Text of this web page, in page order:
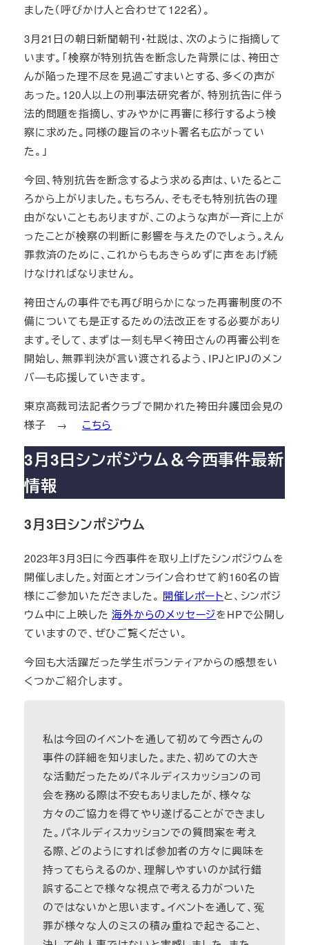
ました（呼びかけ人と合わせて122名）。
3月21日の朝日新聞朝刊・社説は、次のように指摘して
います。「検察が特別抗告を断念した背景には、袴田さ
んが陥った理不尽を見過ごすまいとする、多くの声が
あった。120人以上の刑事法研究者が、特別抗告に伴う
法的問題を指摘し、すみやかに再審に移行するよう検
察に求めた。同様の趣旨のネット署名も広がってい
た。」
今回、特別抗告を断念するよう求める声は、いたるとこ
ろから上がりました。もちろん、そもそも特別抗告の理
由がないこともありますが、このような声が一斉に上が
ったことが検察の判断に影響を与えたのでしょう。えん
罪救済のために、これからもあきらめずに声をあげ続
けなければなりません。
袴田さんの事件でも再び明らかになった再審制度の不
備についても是正するための法改正をする必要があり
ます。そして、まずは一刻も早く袴田さんの再審公判を
開始し、無罪判決が言い渡されるよう、IPJとIPJのメン
バ―も応援していきます。
東京高裁司法記者クラブで開かれた袴田弁護団会見の
様子 → こちら
3月3日シンポジウム＆今西事件最新
情報
3月3日シンポジウム
2023年3月3日に今西事件を取り上げたシンポジウムを
開催しました。対面とオンライン合わせて約160名の皆
様にご参加いただきました。 開催レポートと、シンポジ
ウム中に上映した海外からのメッセージをHPで公開し
ていますので、ぜひご覧ください。
今回も大活躍だった学生ボランティアからの感想をい
くつかご紹介します。
私は今回のイベントを通して初めて今西さんの
事件の詳細を知りました。また、初めての大き
な活動だったためパネルディスカッションの司
会を務める際は不安もありましたが、様々な
方々のご協力を得てやり遂げることができまし
た。パネルディスカッションでの質問案を考え
る際、どのようにすれば参加者の方々に興味を
持ってもらえるのか、理解しやすいのか試行錯
誤することで様々な視点で考える力がついた
のではないかと思います。イベントを通して、冤
罪が様々な人のミスの積み重ねで起きること、